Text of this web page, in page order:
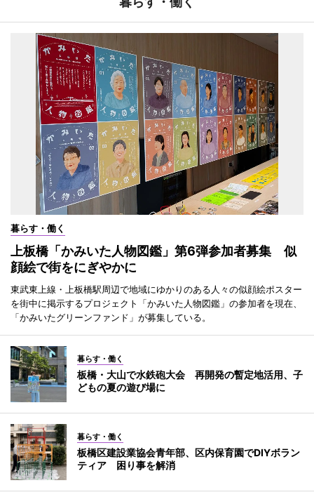
暮らす・働く
上板橋「かみいた人物図鑑」第6弾参加者募集 似
顔絵で街をにぎやかに
東武東上線・上板橋駅周辺で地域にゆかりのある人々の似顔絵ポスター
を街中に掲示するプロジェクト「かみいた人物図鑑」の参加者を現在、
「かみいたグリーンファンド」が募集している。
暮らす・働く
板橋・大山で水鉄砲大会 再開発の暫定地活用、子
どもの夏の遊び場に
暮らす・働く
板橋区建設業協会青年部、区内保育園でDIYボラン
ティア 困り事を解消